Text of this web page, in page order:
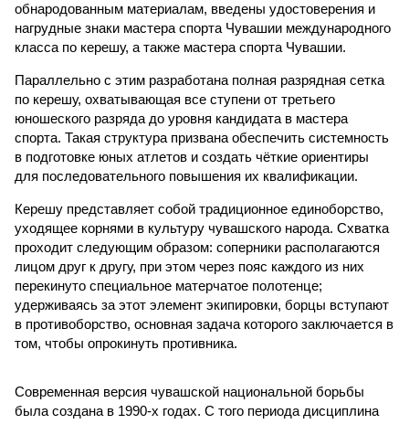
обнародованным материалам, введены удостоверения и
нагрудные знаки мастера спорта Чувашии международного
класса по керешу, а также мастера спорта Чувашии.
Параллельно с этим разработана полная разрядная сетка
по керешу, охватывающая все ступени от третьего
юношеского разряда до уровня кандидата в мастера
спорта. Такая структура призвана обеспечить системность
в подготовке юных атлетов и создать чёткие ориентиры
для последовательного повышения их квалификации.
Керешу представляет собой традиционное единоборство,
уходящее корнями в культуру чувашского народа. Схватка
проходит следующим образом: соперники располагаются
лицом друг к другу, при этом через пояс каждого из них
перекинуто специальное матерчатое полотенце;
удерживаясь за этот элемент экипировки, борцы вступают
в противоборство, основная задача которого заключается в
том, чтобы опрокинуть противника.
Современная версия чувашской национальной борьбы
была создана в 1990-х годах. С того периода дисциплина